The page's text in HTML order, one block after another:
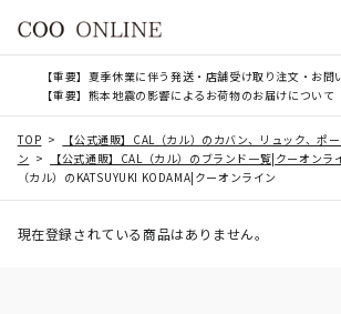
【重要】夏季休業に伴う発送・店舗受け取り注文・お問
【重要】熊本地震の影響によるお荷物のお届けについて
TOP
【公式通販】CAL（カル）のカバン、リュック、ポ
ン
【公式通販】CAL（カル）のブランド一覧|クーオンラ
（カル）のKATSUYUKI KODAMA|クーオンライン
現在登録されている商品はありません。